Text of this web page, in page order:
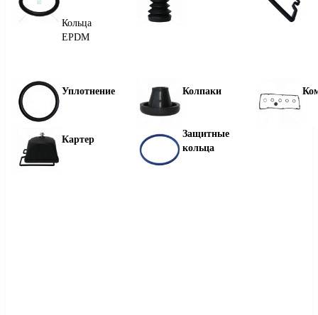
Кольца
EPDM
Уплотнение Колпаки
Картер
Защитные
кольца